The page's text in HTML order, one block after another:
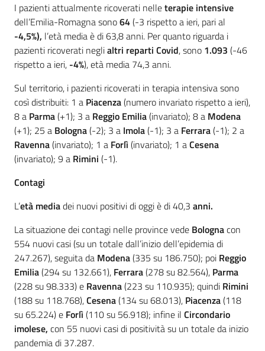
I pazienti attualmente ricoverati nelleterapie intensive
dell’Emilia-Romagna sono64(-3 rispetto a ieri, pari al
-4,5%), l’età media è di 63,8 anni. Per quanto riguarda i
pazienti ricoverati neglialtri reparti Covid, sono 1.093 (-46
rispetto a ieri, -4%), età media 74,3 anni.
Sul territorio, i pazienti ricoverati in terapia intensiva sono
così distribuiti: 1 a Piacenza(numero invariato rispetto a ieri),
8 a Parma(+1); 3 a Reggio Emilia(invariato); 8 a Modena
(+1); 25 a Bologna(-2); 3 a Imola(-1); 3 a Ferrara(-1); 2 a
Ravenna(invariato); 1 a Forlì(invariato); 1 aCesena
(invariato); 9 a Rimini (-1).
Contagi
L’età mediadei nuovi positivi di oggi è di 40,3 anni.
La situazione dei contagi nelle province vede Bolognacon
554 nuovi casi (su un totale dall’inizio dell’epidemia di
247.267), seguita da Modena(335 su 186.750); poi Reggio
Emilia(294 su 132.661), Ferrara(278 su 82.564), Parma
(228 su 98.333) e Ravenna(223 su 110.935); quindi Rimini
(188 su 118.768),Cesena(134 su 68.013), Piacenza(118
su 65.224) e Forlì(110 su 56.918); infine il Circondario
imolese, con 55 nuovi casi di positività su un totale da inizio
pandemia di 37.287.